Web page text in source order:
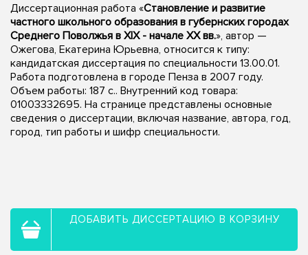
Диссертационная работа «Становление и развитие
частного школьного образования в губернских городах
Среднего Поволжья в XIX - начале XX вв.», автор —
Ожегова, Екатерина Юрьевна, относится к типу:
кандидатская диссертация по специальности 13.00.01.
Работа подготовлена в городе Пенза в 2007 году.
Объем работы: 187 с.. Внутренний код товара:
01003332695. На странице представлены основные
сведения о диссертации, включая название, автора, год,
город, тип работы и шифр специальности.
ДОБАВИТЬ ДИССЕРТАЦИЮ В КОРЗИНУ